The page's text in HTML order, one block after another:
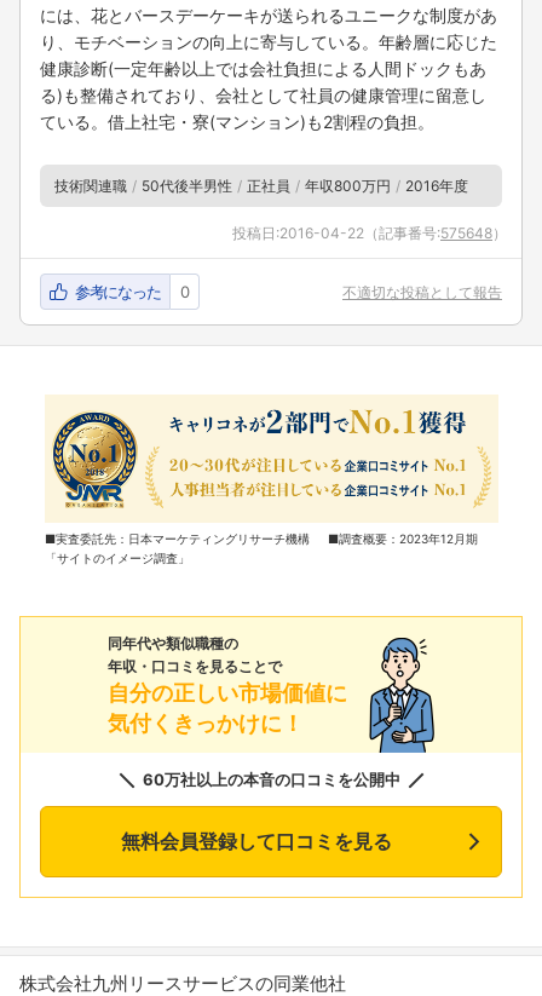
には、花とバースデーケーキが送られるユニークな制度があ
り、モチベーションの向上に寄与している。年齢層に応じた
健康診断(一定年齢以上では会社負担による人間ドックもあ
る)も整備されており、会社として社員の健康管理に留意し
ている。借上社宅・寮(マンション)も2割程の負担。
技術関連職 50代後半男性 正社員 年収800万円 2016年度
投稿日:2016-04-22 （記事番号:575648）
参考になった 0 不適切な投稿として報告
■実査委託先：日本マーケティングリサーチ機構 ■調査概要：2023年12月期
「サイトのイメージ調査」
同年代や類似職種の
年収・口コミを見ることで
自分の正しい市場価値に
気付くきっかけに！
60万社以上の本音の口コミを公開中
無料会員登録して口コミを見る
株式会社九州リースサービスの同業他社